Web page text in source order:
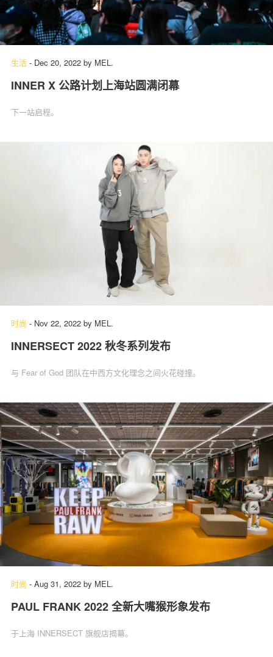
生活 - Dec 20, 2022 by MEL.
INNER X 公路计划上海站圆满闭幕
下一站启程。
时尚 - Nov 22, 2022 by MEL.
INNERSECT 2022 秋冬系列发布
与 Fear of God 团队在中西方文化理念之间火花碰撞。
时尚 - Aug 31, 2022 by MEL.
PAUL FRANK 2022 全新大嘴猴形象发布
于上海 INNERSECT 旗舰店揭幕。